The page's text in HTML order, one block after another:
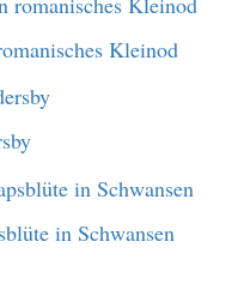
Kleinod
in Schwansen